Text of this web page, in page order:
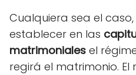
Cualquiera sea el
establecer en las
matrimoniales el
regirá el matrimonio. El